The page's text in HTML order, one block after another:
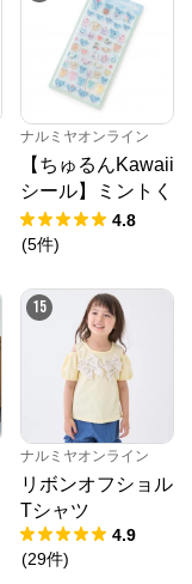
ナルミヤオンライン
【ちゅるんKawaii
シール】ミントく
ん
4.8
(5件)
15
ナルミヤオンライン
リボンオフショル
Tシャツ
4.9
(29件)